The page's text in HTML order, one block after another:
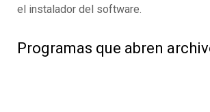
el instalador del software.
Programas que abren